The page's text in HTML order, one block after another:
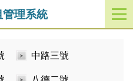
理系統
開
啟
中路三號